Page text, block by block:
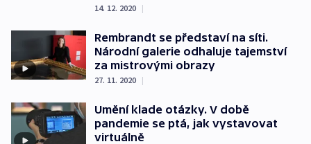
14. 12. 2020 |
Rembrandt se představí na síti.
Národní galerie odhaluje tajemství
za mistrovými obrazy
27. 11. 2020 |
Umění klade otázky. V době
pandemie se ptá, jak vystavovat
virtuálně